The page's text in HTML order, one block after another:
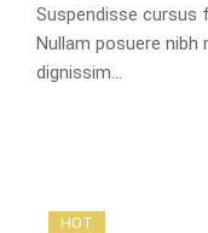
Suspendisse cursus
Nullam posuere
dignissim…
HOT